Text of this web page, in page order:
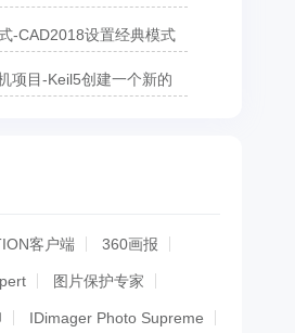
-CAD2018设置经典模式
项目-Keil5创建一个新的
客户端 360画报
图片保护专家
IDimager Photo Supreme